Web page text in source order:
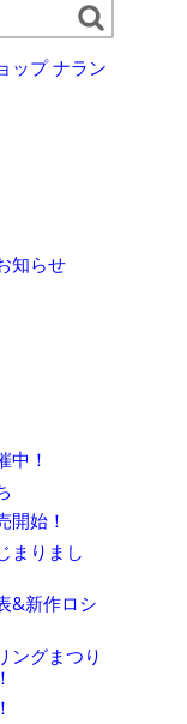
ップ ナラン
知らせ
中！
開始！
まりまし
&新作ロシ
ングまつり